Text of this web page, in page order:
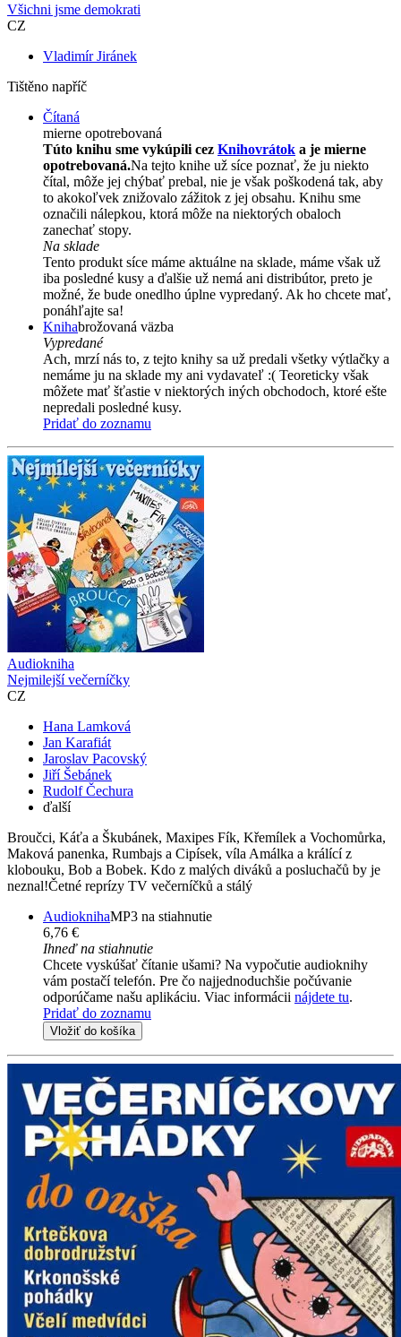
Všichni jsme demokrati
CZ
Vladimír Jiránek
Tištěno napříč
Čítaná
mierne opotrebovaná
Túto knihu sme vykúpili cez Knihovrátok a je mierne
opotrebovaná.Na tejto knihe už síce poznať, že ju niekto
čítal, môže jej chýbať prebal, nie je však poškodená tak, aby
to akokoľvek znižovalo zážitok z jej obsahu. Knihu sme
označili nálepkou, ktorá môže na niektorých obaloch
zanechať stopy.
Na sklade
Tento produkt síce máme aktuálne na sklade, máme však už
iba posledné kusy a ďalšie už nemá ani distribútor, preto je
možné, že bude onedlho úplne vypredaný. Ak ho chcete mať,
ponáhľajte sa!
Knihabrožovaná väzba
Vypredané
Ach, mrzí nás to, z tejto knihy sa už predali všetky výtlačky a
nemáme ju na sklade my ani vydavateľ :( Teoreticky však
môžete mať šťastie v niektorých iných obchodoch, ktoré ešte
nepredali posledné kusy.
Pridať do zoznamu
Audiokniha
Nejmilejší večerníčky
CZ
Hana Lamková
Jan Karafiát
Jaroslav Pacovský
Jiří Šebánek
Rudolf Čechura
ďalší
Broučci, Káťa a Škubánek, Maxipes Fík, Křemílek a Vochomůrka,
Maková panenka, Rumbajs a Cipísek, víla Amálka a králící z
klobouku, Bob a Bobek. Kdo z malých diváků a posluchačů by je
neznal!Četné reprízy TV večerníčků a stálý
AudioknihaMP3 na stiahnutie
6,76 €
Ihneď na stiahnutie
Chcete vyskúšať čítanie ušami? Na vypočutie audioknihy
vám postačí telefón. Pre čo najjednoduchšie počúvanie
odporúčame našu aplikáciu. Viac informácii nájdete tu.
Pridať do zoznamu
Vložiť do košíka